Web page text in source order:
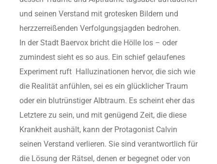
und seinen Verstand mit grotesken Bildern und
herzzerreißenden Verfolgungsjagden bedrohen.
In der Stadt Baervox bricht die Hölle los – oder
zumindest sieht es so aus. Ein schief gelaufenes
Experiment ruft Halluzinationen hervor, die sich wie
die Realität anfühlen, sei es ein glücklicher Traum
oder ein blutrünstiger Albtraum. Es scheint eher das
Letztere zu sein, und mit genügend Zeit, die diese
Krankheit aushält, kann der Protagonist Calvin
seinen Verstand verlieren. Sie sind verantwortlich für
die Lösung der Rätsel, denen er begegnet oder von